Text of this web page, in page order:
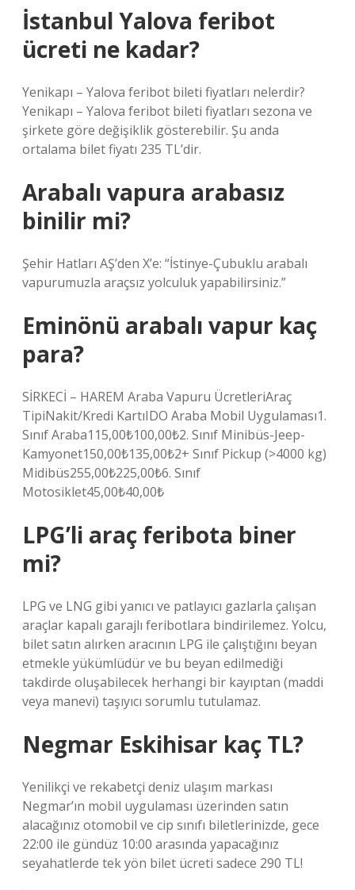
İstanbul Yalova feribot
ücreti ne kadar?
Yenikapı – Yalova feribot bileti fiyatları nelerdir?
Yenikapı – Yalova feribot bileti fiyatları sezona ve
şirkete göre değişiklik gösterebilir. Şu anda
ortalama bilet fiyatı 235 TL’dir.
Arabalı vapura arabasız
binilir mi?
Şehir Hatları AŞ’den X’e: “İstinye-Çubuklu arabalı
vapurumuzla araçsız yolculuk yapabilirsiniz.”
Eminönü arabalı vapur kaç
para?
SİRKECİ – HAREM Araba Vapuru ÜcretleriAraç
TipiNakit/Kredi KartıIDO Araba Mobil Uygulaması1.
Sınıf Araba115,00₺100,00₺2. Sınıf Minibüs-Jeep-
Kamyonet150,00₺135,00₺2+ Sınıf Pickup (>4000 kg)
Midibüs255,00₺225,00₺6. Sınıf
Motosiklet45,00₺40,00₺
LPG’li araç feribota biner
mi?
LPG ve LNG gibi yanıcı ve patlayıcı gazlarla çalışan
araçlar kapalı garajlı feribotlara bindirilemez. Yolcu,
bilet satın alırken aracının LPG ile çalıştığını beyan
etmekle yükümlüdür ve bu beyan edilmediği
takdirde oluşabilecek herhangi bir kayıptan (maddi
veya manevi) taşıyıcı sorumlu tutulamaz.
Negmar Eskihisar kaç TL?
Yenilikçi ve rekabetçi deniz ulaşım markası
Negmar’ın mobil uygulaması üzerinden satın
alacağınız otomobil ve cip sınıfı biletlerinizde, gece
22:00 ile gündüz 10:00 arasında yapacağınız
seyahatlerde tek yön bilet ücreti sadece 290 TL!